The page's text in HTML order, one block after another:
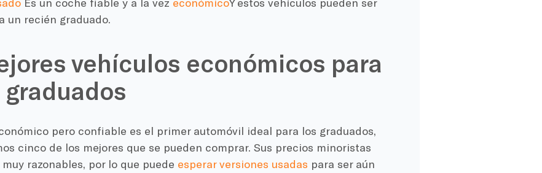
un recién graduado.
vehículos económicos para
pero confiable es el primer automóvil ideal para los graduados,
cinco de los mejores que se pueden comprar. Sus precios minoristas
razonables, por lo que puede esperar versiones usadas para ser aún